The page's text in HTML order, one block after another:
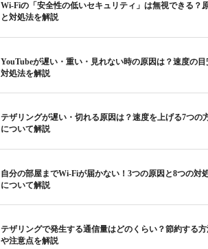
Wi-Fiの「安全性の低いセキュリティ」は無視できる？
と対処法を解説
YouTubeが遅い・重い・見れない時の原因は？速度の目
対処法を解説
テザリングが遅い・切れる原因は？速度を上げる7つの
について解説
自分の部屋までWi-Fiが届かない！3つの原因と8つの対
について解説
テザリングで発生する通信量はどのくらい？節約する
や注意点を解説